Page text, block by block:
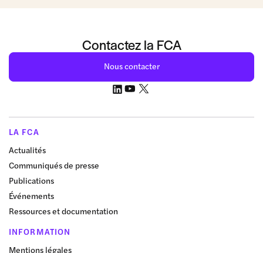
Contactez la FCA
Nous contacter
LA FCA
Actualités
Communiqués de presse
Publications
Événements
Ressources et documentation
INFORMATION
Mentions légales